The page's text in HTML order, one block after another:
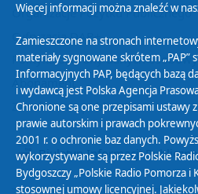
Organizacje Pożytku Publicznego
Cyfryzacja DAB+
Polityka ochrony danych
Abonament
Zamówienia publiczne
Biuletyn Informacji
Więcej informacji można znaleźć w
Zamieszczone na stronach
materiały sygnowane skrótem
Informacyjnych PAP, będących bazą
i wydawcą jest Polska Agencja
Chronione są one przepisami ustawy
prawie autorskim i prawach
2001 r. o ochronie baz danych.
wykorzystywane są przez Polskie
Bydgoszczy „Polskie Radio Pomorza i
stosownej umowy licencyjnej.